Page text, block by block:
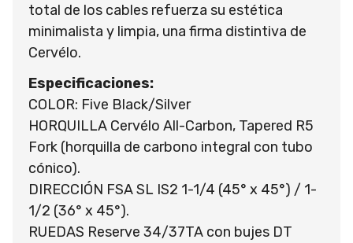
total de los cables refuerza su estética
minimalista y limpia, una firma distintiva de
Cervélo.
Especificaciones:
COLOR: Five Black/Silver
HORQUILLA Cervélo All-Carbon, Tapered R5
Fork (horquilla de carbono integral con tubo
cónico).
DIRECCIÓN FSA SL IS2 1-1/4 (45° x 45°) / 1-
1/2 (36° x 45°).
RUEDAS Reserve 34/37TA con bujes DT